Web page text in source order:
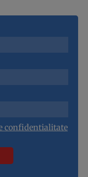
confidentialitate